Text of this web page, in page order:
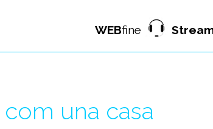
WEBfine
una casa